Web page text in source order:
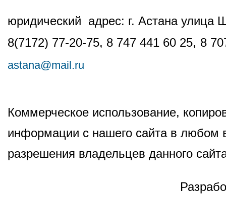
юридический адрес: г. Астана
8(7172) 77-20-75, 8 747 441 60 25, 8
astana@mail.ru
Коммерческое использование,
информации с нашего сайта в любом
разрешения владельцев данного